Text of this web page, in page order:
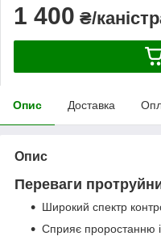
1 400 ₴/
Опис Доставка
Опис
Переваги
Широкий спектр
Сприяє проростанню